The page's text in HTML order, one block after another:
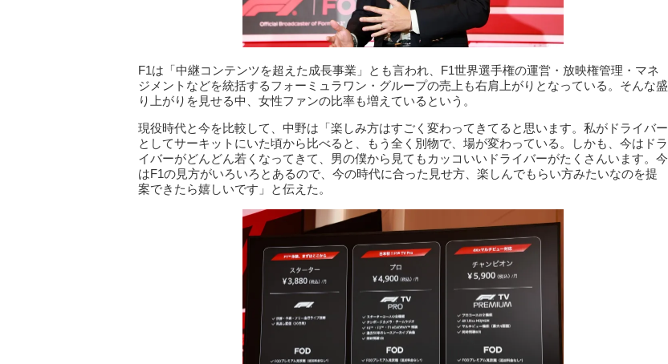
F1は「中継コンテンツを超えた成長事業」とも言われ、F1世界選手権の運営・放映権管理・マネ
ジメントなどを統括するフォーミュラワン・グループの売上も右肩上がりとなっている。そんな盛
り上がりを見せる中、女性ファンの比率も増えているという。
現役時代と今を比較して、中野は「楽しみ方はすごく変わってきてると思います。私がドライバー
としてサーキットにいた頃から比べると、もう全く別物で、場が変わっている。しかも、今はドラ
イバーがどんどん若くなってきて、男の僕から見てもカッコいいドライバーがたくさんいます。今
はF1の見方がいろいろとあるので、今の時代に合った見せ方、楽しんでもらい方みたいなのを提
案できたら嬉しいです」と伝えた。